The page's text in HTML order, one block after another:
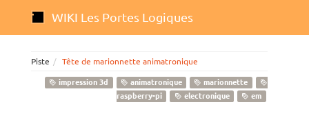
WIKI Les Portes Logiques
Piste Tête de marionnette animatronique
impression 3d animatronique
marionnette
raspberry-pi
electronique em